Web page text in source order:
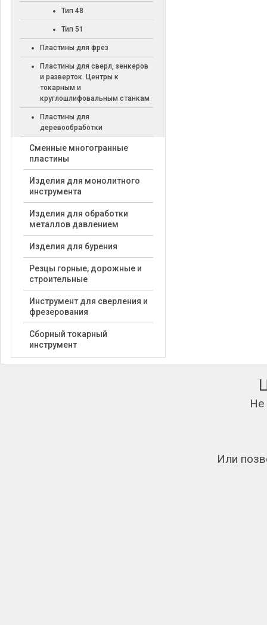
Тип 48
Тип 51
Пластины для фрез
Пластины для сверл, зенкеров
и разверток. Центры к
токарным и
круглошлифовальным станкам
Пластины для
деревообработки
Cменные многогранные
пластины
Изделия для монолитного
инструмента
Изделия для обработки
металлов давлением
Изделия для бурения
Резцы горные, дорожные и
строительные
Инструмент для сверления и
фрезерования
Сборный токарный
инструмент
Не
Или